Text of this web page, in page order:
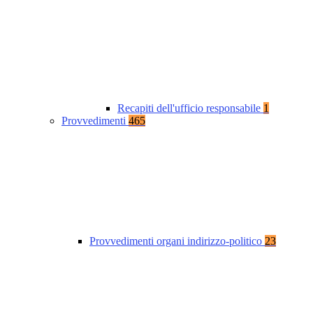
Recapiti dell'ufficio responsabile 1
Provvedimenti 465
Provvedimenti organi indirizzo-politico 23